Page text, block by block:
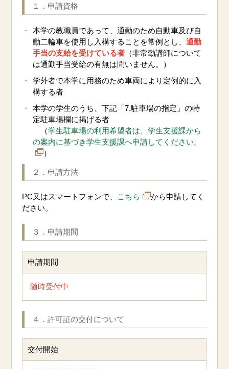
１．申請資格
本学の教職員であって、通勤のため自動車及び自
動二輪車を使用し入構することを常例とし、通勤
手当の支給を受けている者 （非常勤講師について
は通勤手当受給の有無は問いません。）
学外者で本学に用務のため車両により定例的に入
構する者
本学の学生のうち、下記「7.駐車場の指定」の特
定駐車場欄に掲げる者
（学生駐車場の利用希望者は、学生支援課から
の案内に基づき学生支援課へ申請してください。
）
２．申請方法
PC又はスマートフォンで、 こちら
から申請してく
ださい。
３．申請期間
申請期間
随時受付中
４．許可証の交付について
交付開始